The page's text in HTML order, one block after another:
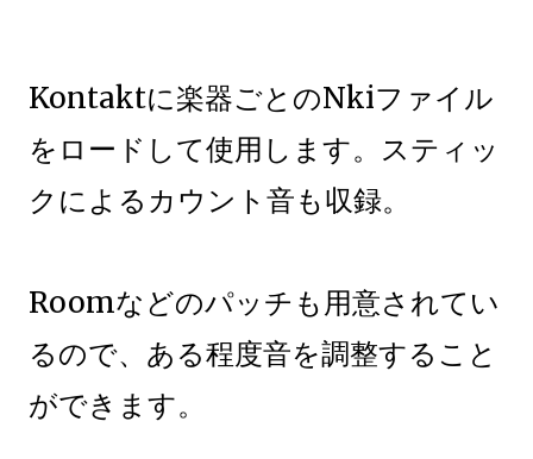
Kontaktに楽器ごとのNkiファイル
をロードして使用します。スティッ
クによるカウント音も収録。
Roomなどのパッチも用意されてい
るので、ある程度音を調整すること
ができます。